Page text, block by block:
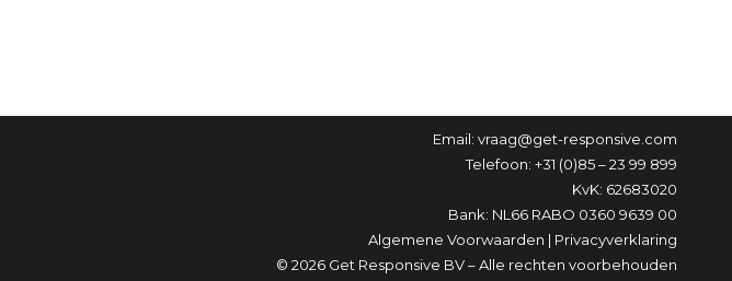
Email: vraag@get-responsive.com
Telefoon: +31 (0)85 – 23 99 899
KvK: 62683020
Bank: NL66 RABO 0360 9639 00
Algemene Voorwaarden | Privacyverklaring
© 2026 Get Responsive BV – Alle rechten voorbehouden